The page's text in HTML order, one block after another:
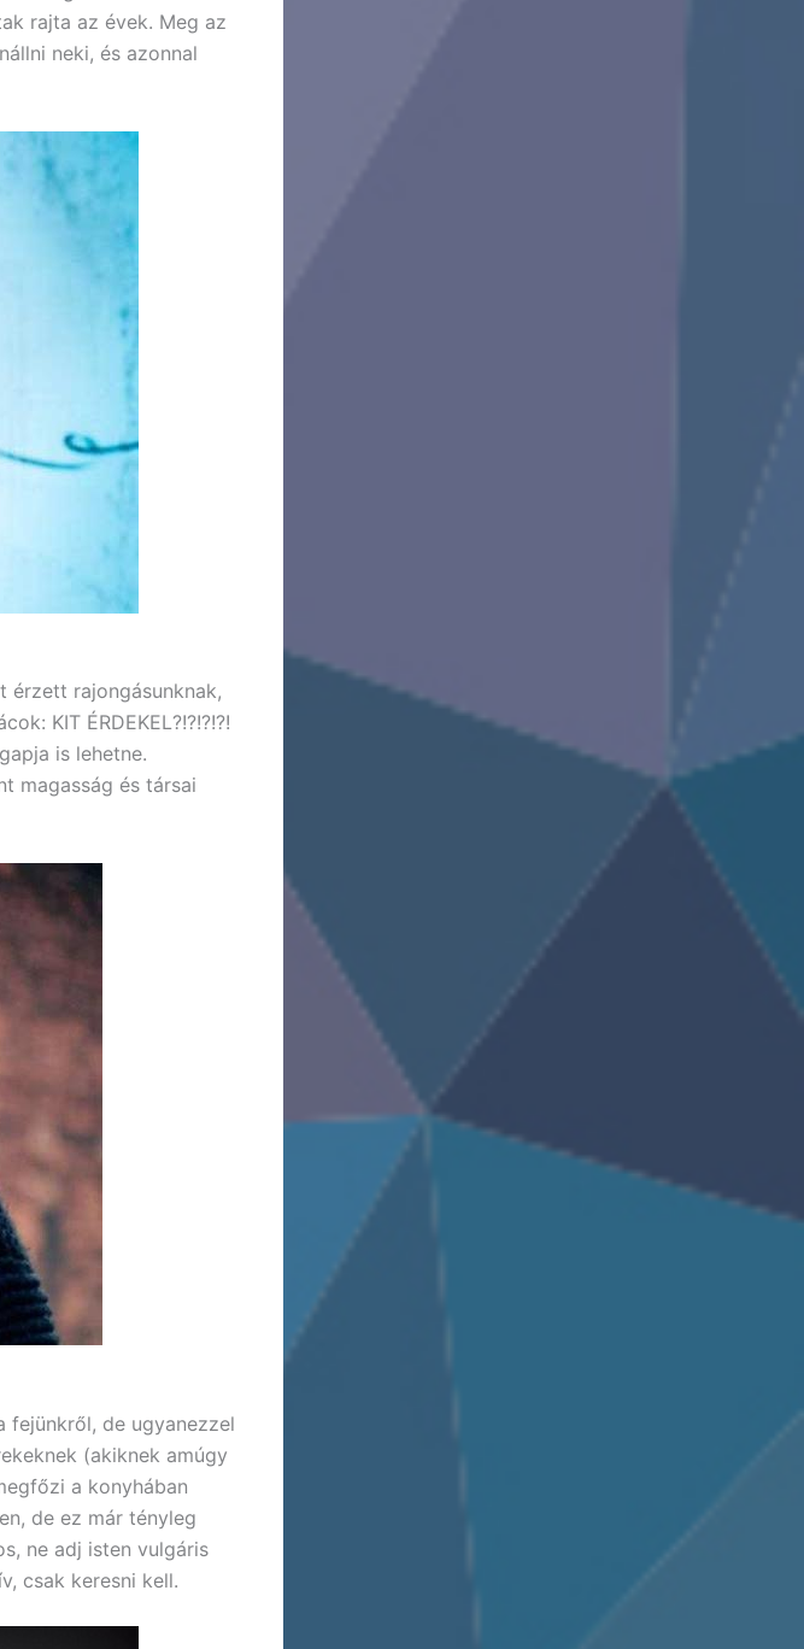
rajta az évek. Meg az
neki, és azonnal
érzett rajongásunknak,
KIT ÉRDEKEL?!?!?!?!
is lehetne.
magasság és társai
fejünkről, de ugyanezzel
(akiknek amúgy
a konyhában
de ez már tényleg
ne adj isten vulgáris
csak keresni kell.